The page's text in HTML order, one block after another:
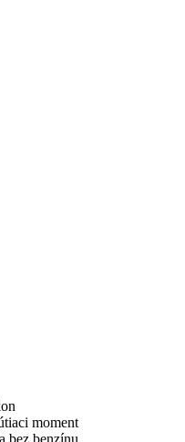
moment
bez benzínu